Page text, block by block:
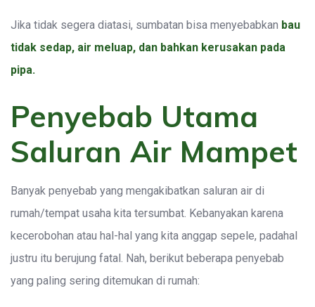
Jika tidak segera diatasi, sumbatan bisa menyebabkan bau
tidak sedap, air meluap, dan bahkan kerusakan pada
pipa.
Penyebab Utama
Saluran Air Mampet
Banyak penyebab yang mengakibatkan saluran air di
rumah/tempat usaha kita tersumbat. Kebanyakan karena
kecerobohan atau hal-hal yang kita anggap sepele, padahal
justru itu berujung fatal. Nah, berikut beberapa penyebab
yang paling sering ditemukan di rumah: